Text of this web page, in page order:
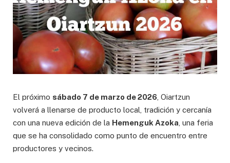
El próximo sábado 7 de marzo de 2026 , Oiartzun
volverá a llenarse de producto local, tradición y cercanía
con una nueva edición de la Hemenguk Azoka , una feria
que se ha consolidado como punto de encuentro entre
productores y vecinos.